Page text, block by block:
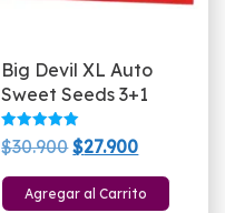
Big Devil XL Auto
Sweet Seeds 3+1
Valorado
con
de 5
$30.900El
precio
original
$27.900El
precio
actual
Agregar al Carrito